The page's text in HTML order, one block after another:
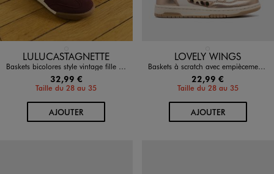
Disponible en 1 coloris
LULUCASTAGNETTE
Baskets bicolores style vintage fille - LuluCastagnette
32,99 €
Taille du 28 au 35
AJOUTERAU PANIER
Disponible en 1 coloris
LOVELY WINGS
Baskets à scratch avec empiècements métallisés fille - Lovely Wings
22,99 €
Taille du 28 au 35
AJOUTERAU PANIER